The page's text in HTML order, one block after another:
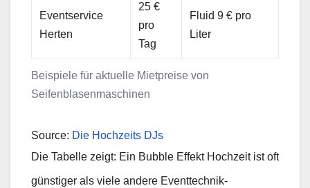
Beispiele für aktuelle Mietpreise von
Seifenblasenmaschinen
Eventservice
Herten
25 €
pro
Tag
Fluid 9 € pro
Liter
Source: Die Hochzeits DJs
Die Tabelle zeigt: Ein Bubble Effekt Hochzeit ist oft
günstiger als viele andere Eventtechnik-